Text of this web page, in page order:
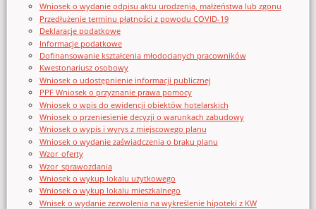
Wniosek o wydanie odpisu aktu urodzenia, małżeństwa lub zgonu
Przedłużenie terminu płatności z powodu COVID-19
Deklaracje podatkowe
Informacje podatkowe
Dofinansowanie kształcenia młodocianych pracowników
Kwestonariusz osobowy
Wniosek o udostępnienie informacji publicznej
PPF Wniosek o przyznanie prawa pomocy
Wniosek o wpis do ewidencji obiektów hotelarskich
Wniosek o przeniesienie decyzji o warunkach zabudowy
Wniosek o wypis i wyrys z miejscowego planu
Wniosek o wydanie zaświadczenia o braku planu
Wzor_oferty
Wzor_sprawozdania
Wniosek o wykup lokalu użytkowego
Wniosek o wykup lokalu mieszkalnego
Wnisek o wydanie zezwolenia na wykreślenie hipoteki z KW